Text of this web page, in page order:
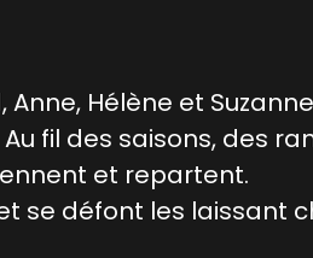
Anne, Hélène et
fil des saisons, des
et repartent.
se défont les laissant